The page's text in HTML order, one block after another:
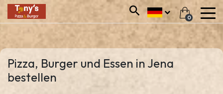
0
Pizza, Burger und Essen in Jena
bestellen